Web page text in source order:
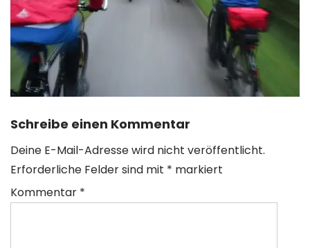
Schreibe einen Kommentar
Deine E-Mail-Adresse wird nicht veröffentlicht.
Erforderliche Felder sind mit * markiert
Kommentar *